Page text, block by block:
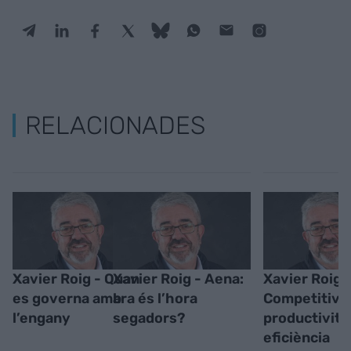
RELACIONADES
Xavier Roig - Quan
es governa amb
l’engany
Xavier Roig - Aena:
ara és l’hora
segadors?
Xavier Roig -
eficiència